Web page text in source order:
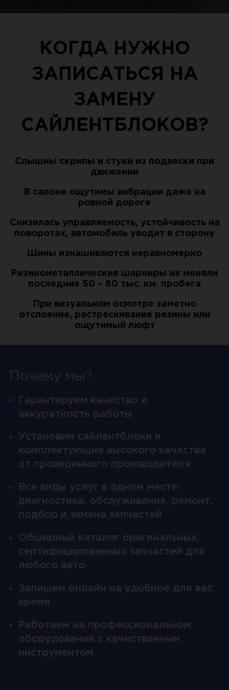
КОГДА НУЖНО
ЗАПИСАТЬСЯ НА
ЗАМЕНУ
САЙЛЕНТБЛОКОВ?
Слышны скрипы и стуки из подвески при
движении
В салоне ощутимы вибрации даже на
ровной дороге
Снизилась управляемость, устойчивость на
поворотах, автомобиль уводит в сторону
Шины изнашиваются неравномерно
Резинометаллические шарниры не меняли
последние 50 – 80 тыс. км. пробега
При визуальном осмотре заметно
отслоение, растрескивание резины или
ощутимый люфт
Почему мы?
Гарантируем качество и
аккуратность работы
Установим сайлентблоки и
комплектующие высокого качества
от проверенного производителя
Все виды услуг в одном месте:
диагностика, обслуживание, ремонт,
подбор и замена запчастей
Обширный каталог оригинальных,
сертифицированных запчастей для
любого авто
Запишем онлайн на удобное для вас
время
Работаем на профессиональном
оборудовании с качественным
инструментом